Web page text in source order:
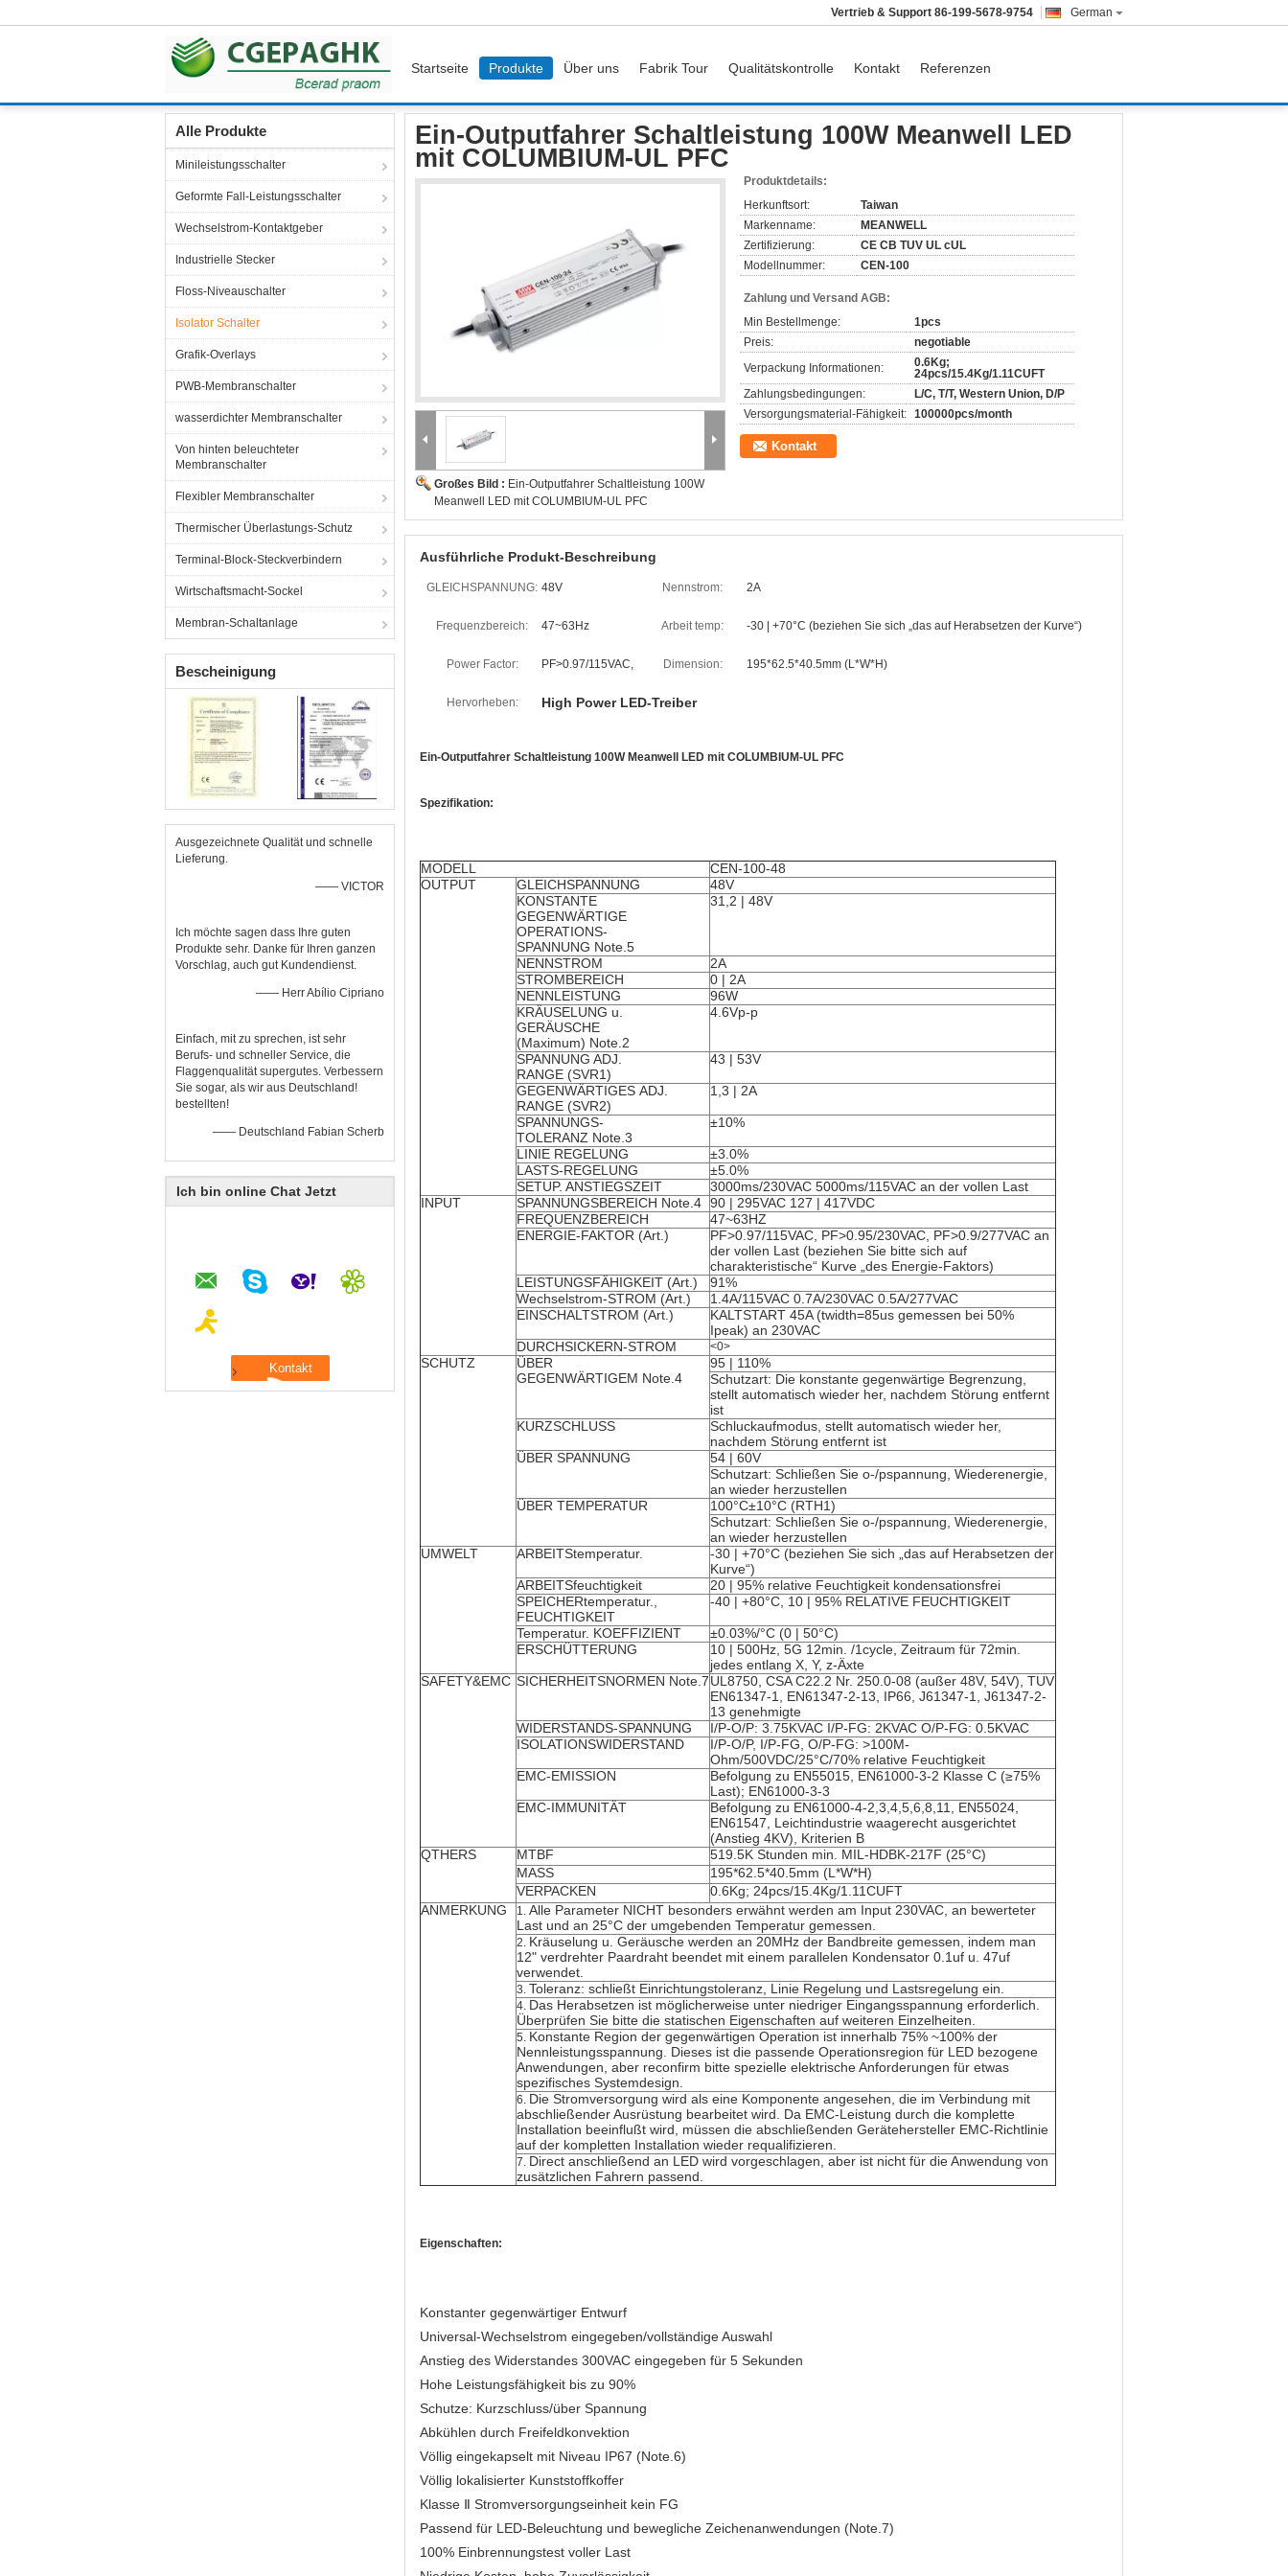
German
Vertrieb & Support 86-199-5678-9754
Startseite Produkte Über uns Fabrik Tour Qualitätskontrolle Kontakt Referenzen
Alle Produkte
Minileistungsschalter
Geformte Fall-Leistungsschalter
Wechselstrom-Kontaktgeber
Industrielle Stecker
Floss-Niveauschalter
Isolator Schalter
Grafik-Overlays
PWB-Membranschalter
wasserdichter Membranschalter
Von hinten beleuchteter
Membranschalter
Flexibler Membranschalter
Thermischer Überlastungs-Schutz
Terminal-Block-Steckverbindern
Wirtschaftsmacht-Sockel
Membran-Schaltanlage
Bescheinigung
Ausgezeichnete Qualität und schnelle
Lieferung.
—— VICTOR
Ich möchte sagen dass Ihre guten
Produkte sehr. Danke für Ihren ganzen
Vorschlag, auch gut Kundendienst.
—— Herr Abílio Cipriano
Einfach, mit zu sprechen, ist sehr
Berufs- und schneller Service, die
Flaggenqualität supergutes. Verbessern
Sie sogar, als wir aus Deutschland!
bestellten!
—— Deutschland Fabian Scherb
Ich bin online Chat Jetzt
Ein-Outputfahrer Schaltleistung 100W Meanwell LED
mit COLUMBIUM-UL PFC
Großes Bild : Ein-Outputfahrer Schaltleistung 100W
Meanwell LED mit COLUMBIUM-UL PFC
Produktdetails:
Herkunftsort:
Taiwan
Markenname:
MEANWELL
Zertifizierung:
CE CB TUV UL cUL
Modellnummer:
CEN-100
Zahlung und Versand AGB:
Min Bestellmenge:
1pcs
Preis:
negotiable
Verpackung Informationen:
0.6Kg;
24pcs/15.4Kg/1.11CUFT
Zahlungsbedingungen:
L/C, T/T, Western Union, D/P
Versorgungsmaterial-Fähigkeit: 100000pcs/month
Kontakt
Ausführliche Produkt-Beschreibung
GLEICHSPANNUNG: 48V Nennstrom: 2A
Frequenzbereich: 47~63Hz Arbeit temp: -30 | +70°C (beziehen Sie sich „das auf Herabsetzen der Kurve“)
Power Factor: PF>0.97/115VAC, Dimension: 195*62.5*40.5mm (L*W*H)
Hervorheben: High Power LED-Treiber
Ein-Outputfahrer Schaltleistung 100W Meanwell LED mit COLUMBIUM-UL PFC
Spezifikation:
MODELL
CEN-100-48
OUTPUT
GLEICHSPANNUNG
48V
KONSTANTE
GEGENWÄRTIGE
OPERATIONS-
SPANNUNG Note.5
31,2 | 48V
NENNSTROM
2A
STROMBEREICH
0 | 2A
NENNLEISTUNG
96W
KRÄUSELUNG u.
GERÄUSCHE
(Maximum) Note.2
4.6Vp-p
SPANNUNG ADJ.
RANGE (SVR1)
43 | 53V
GEGENWÄRTIGES ADJ.
RANGE (SVR2)
1,3 | 2A
SPANNUNGS-
TOLERANZ Note.3
±10%
LINIE REGELUNG
±3.0%
LASTS-REGELUNG
±5.0%
SETUP. ANSTIEGSZEIT
3000ms/230VAC 5000ms/115VAC an der vollen Last
INPUT
SPANNUNGSBEREICH Note.4 90 | 295VAC 127 | 417VDC
FREQUENZBEREICH
47~63HZ
ENERGIE-FAKTOR (Art.)
PF>0.97/115VAC, PF>0.95/230VAC, PF>0.9/277VAC an
der vollen Last (beziehen Sie bitte sich auf
charakteristische“ Kurve „des Energie-Faktors)
LEISTUNGSFÄHIGKEIT (Art.)
91%
Wechselstrom-STROM (Art.)
1.4A/115VAC 0.7A/230VAC 0.5A/277VAC
EINSCHALTSTROM (Art.)
KALTSTART 45A (twidth=85us gemessen bei 50%
Ipeak) an 230VAC
DURCHSICKERN-STROM
<0>
SCHUTZ
ÜBER
GEGENWÄRTIGEM Note.4
95 | 110%
Schutzart: Die konstante gegenwärtige Begrenzung,
stellt automatisch wieder her, nachdem Störung entfernt
ist
KURZSCHLUSS
Schluckaufmodus, stellt automatisch wieder her,
nachdem Störung entfernt ist
ÜBER SPANNUNG
54 | 60V
Schutzart: Schließen Sie o-/pspannung, Wiederenergie,
an wieder herzustellen
ÜBER TEMPERATUR
100°C±10°C (RTH1)
Schutzart: Schließen Sie o-/pspannung, Wiederenergie,
an wieder herzustellen
UMWELT
ARBEITStemperatur.
-30 | +70°C (beziehen Sie sich „das auf Herabsetzen der
Kurve“)
ARBEITSfeuchtigkeit
20 | 95% relative Feuchtigkeit kondensationsfrei
SPEICHERtemperatur.,
FEUCHTIGKEIT
-40 | +80°C, 10 | 95% RELATIVE FEUCHTIGKEIT
Temperatur. KOEFFIZIENT
±0.03%/°C (0 | 50°C)
ERSCHÜTTERUNG
10 | 500Hz, 5G 12min. /1cycle, Zeitraum für 72min.
jedes entlang X, Y, z-Äxte
SAFETY&EMC SICHERHEITSNORMEN Note.7UL8750, CSA C22.2 Nr. 250.0-08 (außer 48V, 54V), TUV
EN61347-1, EN61347-2-13, IP66, J61347-1, J61347-2-
13 genehmigte
WIDERSTANDS-SPANNUNG
I/P-O/P: 3.75KVAC I/P-FG: 2KVAC O/P-FG: 0.5KVAC
ISOLATIONSWIDERSTAND
I/P-O/P, I/P-FG, O/P-FG: >100M-
Ohm/500VDC/25°C/70% relative Feuchtigkeit
EMC-EMISSION
Befolgung zu EN55015, EN61000-3-2 Klasse C (≥75%
Last); EN61000-3-3
EMC-IMMUNITÄT
Befolgung zu EN61000-4-2,3,4,5,6,8,11, EN55024,
EN61547, Leichtindustrie waagerecht ausgerichtet
(Anstieg 4KV), Kriterien B
QTHERS
MTBF
519.5K Stunden min. MIL-HDBK-217F (25°C)
MASS
195*62.5*40.5mm (L*W*H)
VERPACKEN
0.6Kg; 24pcs/15.4Kg/1.11CUFT
ANMERKUNG
1. Alle Parameter NICHT besonders erwähnt werden am Input 230VAC, an bewerteter
Last und an 25°C der umgebenden Temperatur gemessen.
2. Kräuselung u. Geräusche werden an 20MHz der Bandbreite gemessen, indem man
12" verdrehter Paardraht beendet mit einem parallelen Kondensator 0.1uf u. 47uf
verwendet.
3. Toleranz: schließt Einrichtungstoleranz, Linie Regelung und Lastsregelung ein.
4. Das Herabsetzen ist möglicherweise unter niedriger Eingangsspannung erforderlich.
Überprüfen Sie bitte die statischen Eigenschaften auf weiteren Einzelheiten.
5. Konstante Region der gegenwärtigen Operation ist innerhalb 75% ~100% der
Nennleistungsspannung. Dieses ist die passende Operationsregion für LED bezogene
Anwendungen, aber reconfirm bitte spezielle elektrische Anforderungen für etwas
spezifisches Systemdesign.
6. Die Stromversorgung wird als eine Komponente angesehen, die im Verbindung mit
abschließender Ausrüstung bearbeitet wird. Da EMC-Leistung durch die komplette
Installation beeinflußt wird, müssen die abschließenden Gerätehersteller EMC-Richtlinie
auf der kompletten Installation wieder requalifizieren.
7. Direct anschließend an LED wird vorgeschlagen, aber ist nicht für die Anwendung von
zusätzlichen Fahrern passend.
Eigenschaften:
Konstanter gegenwärtiger Entwurf
Universal-Wechselstrom eingegeben/vollständige Auswahl
Anstieg des Widerstandes 300VAC eingegeben für 5 Sekunden
Hohe Leistungsfähigkeit bis zu 90%
Schutze: Kurzschluss/über Spannung
Abkühlen durch Freifeldkonvektion
Völlig eingekapselt mit Niveau IP67 (Note.6)
Völlig lokalisierter Kunststoffkoffer
Klasse Ⅱ Stromversorgungseinheit kein FG
Passend für LED-Beleuchtung und bewegliche Zeichenanwendungen (Note.7)
100% Einbrennungstest voller Last